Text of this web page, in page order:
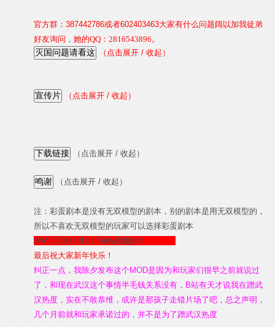
官方群：387442786或者602403463大家有什么问题阔以加我徒弟
好友询问，她的QQ：2816543896。
（点击展开 / 收起）
（点击展开 / 收起）
（点击展开 / 收起）
（点击展开 / 收起）
注：彩蛋剧本是没有无双模型的剧本，别的剧本是用无双模型的，
所以不喜欢无双模型的玩家可以选择彩蛋剧本
本MOD最好用1.174的战团版本！！！！
最后祝大家新年快乐！
纠正一点，我除夕发布这个MOD是因为和玩家们很早之前就说过
了，和现在武汉这个事情半毛钱关系没有，B站有天才说我在蹭武
汉热度，实在不敢恭维，或许是那孩子走错片场了吧，总之声明，
几个月前就和玩家承诺过的，并不是为了蹭武汉热度